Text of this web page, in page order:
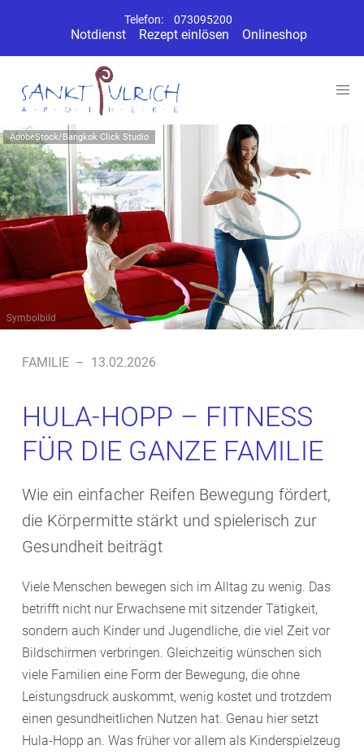
Telefon: 073095200
Notdienst Rezept einlösen Onlineshop
AdobeStock/Bangkok Click Studio
Symbolbild
FAMILIE – 13.02.2026
HULA-HOPP – FITNESS
FÜR DIE GANZE FAMILIE
Wie ein einfacher Reifen Bewegung fördert,
die Körpermitte stärkt und spielerisch zur
Gesundheit beiträgt
Viele Menschen bewegen sich im Alltag zu wenig. Das
betrifft nicht nur Erwachsene mit sitzender Tätigkeit,
sondern auch Kinder und Jugendliche, die viel Zeit vor
Bildschirmen verbringen. Gleichzeitig wünschen sich
viele Familien eine Form der Bewegung, die ohne
Leistungsdruck auskommt, wenig kostet und trotzdem
einen gesundheitlichen Nutzen hat. Genau hier setzt
Hula-Hopp an. Was früher vor allem als Kinderspielzeug